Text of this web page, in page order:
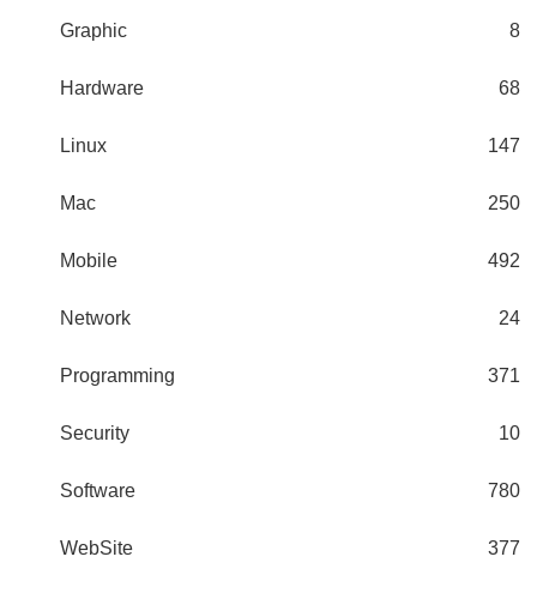
Graphic 8
Hardware 68
Linux 147
Mac 250
Mobile 492
Network 24
Programming 371
Security 10
Software 780
WebSite 377